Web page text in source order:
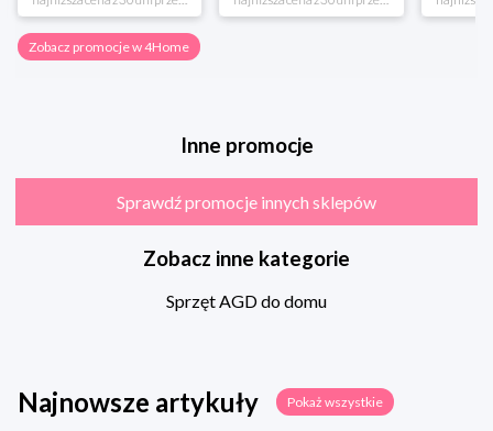
Zobacz promocje w 4Home
Inne promocje
Sprawdź promocje innych sklepów
Zobacz inne kategorie
Sprzęt AGD do domu
Najnowsze artykuły Pokaż wszystkie